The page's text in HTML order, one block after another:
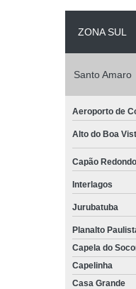
ZONA SUL
Santo Amaro
Aeroporto de
Alto do Boa
Capão Redondo
Interlagos
Jurubatuba
Planalto
Capela do
Capelinha
Casa Grande